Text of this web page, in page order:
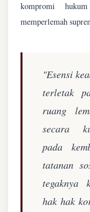
kompromi
memperlemah
"Esensi
terletak
ruang
secara
pada
tatanan
tegaknya
hak hak